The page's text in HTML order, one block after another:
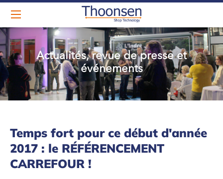
Actualités, revue de presse et
événements
Temps fort pour ce début d'année
2017 : le RÉFÉRENCEMENT
CARREFOUR !